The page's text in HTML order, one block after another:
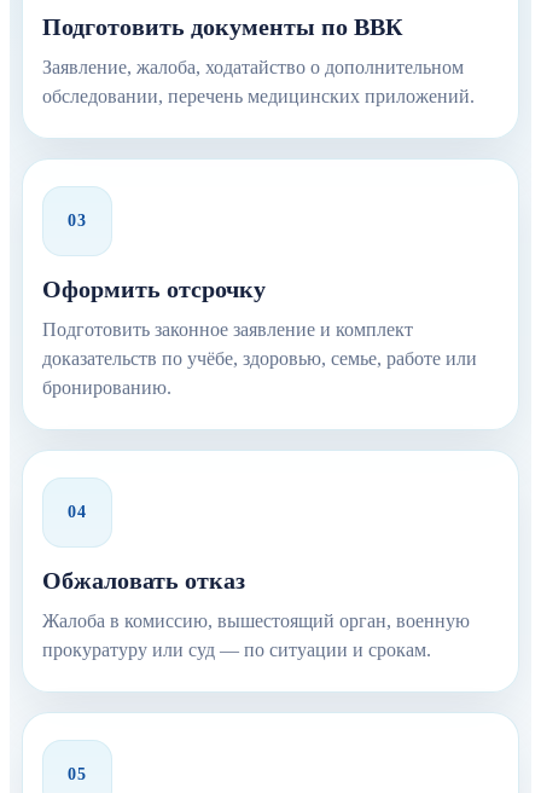
Подготовить документы по ВВК
Заявление, жалоба, ходатайство о дополнительном
обследовании, перечень медицинских приложений.
03
Оформить отсрочку
Подготовить законное заявление и комплект
доказательств по учёбе, здоровью, семье, работе или
бронированию.
04
Обжаловать отказ
Жалоба в комиссию, вышестоящий орган, военную
прокуратуру или суд — по ситуации и срокам.
05